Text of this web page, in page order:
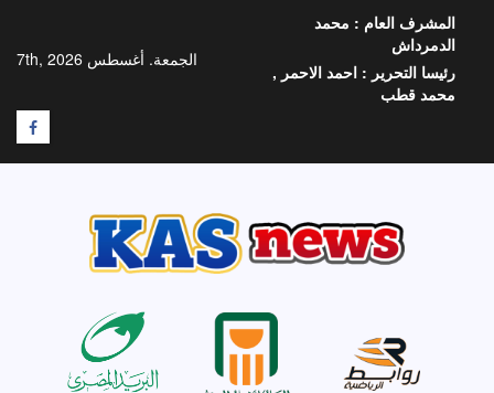
المحتوى
الجمعة. أغسطس 7th, 2026
المشرف العام : محمد
الدمرداش
رئيسا التحرير : احمد الاحمر ,
محمد قطب
F